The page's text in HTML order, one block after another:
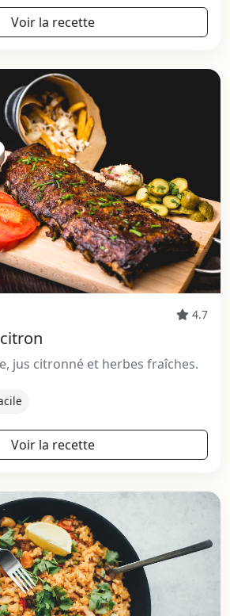
Voir la recette
4.7
jus citronné et herbes fraîches.
Voir la recette